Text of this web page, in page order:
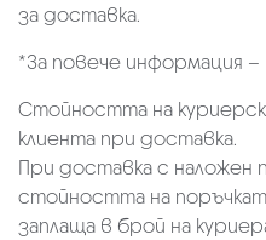
за доставка.
*За повече информация –
Стойността на
клиента при доставка.
При доставка с наложен
стойността на
заплаща в брой на